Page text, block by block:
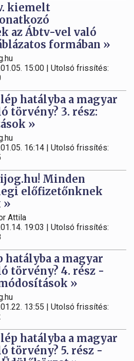
kiemelt
az Ábtv-vel való
formában »
15:00 | Utolsó frissítés:
hatályba a magyar
törvény? 3. rész:
»
16:14 | Utolsó frissítés:
Minden
előfizetőnknek
»
Attila
19:03 | Utolsó frissítés:
a magyar
törvény? 4. rész -
»
13:55 | Utolsó frissítés:
hatályba a magyar
törvény? 5. rész -